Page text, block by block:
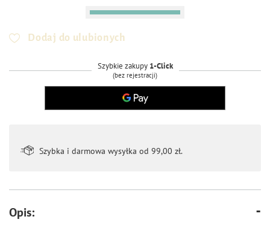
Dodaj do ulubionych
Szybkie zakupy 1-Click
(bez rejestracji)
Szybka i darmowa wysyłka od 99,00 zł.
Opis: